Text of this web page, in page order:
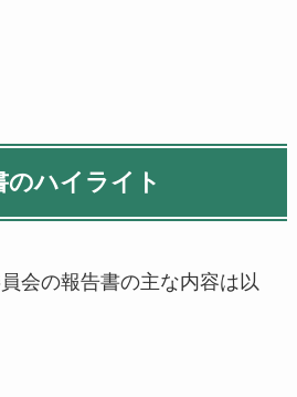
のハイライト
会の報告書の主な内容は以